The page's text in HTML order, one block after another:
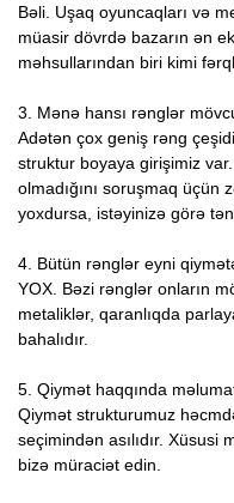
Bəli. Uşaq oyuncaqları və
müasir dövrdə bazarın ən
məhsullarından biri kimi
3. Mənə hansı rənglər
Adətən çox geniş rəng
struktur boyaya girişimiz
olmadığını soruşmaq
yoxdursa, istəyinizə görə
4. Bütün rənglər eyni
YOX. Bəzi rənglər onların
metaliklər, qaranlıqda
bahalıdır.
5. Qiymət haqqında
Qiymət strukturumuz
seçimindən asılıdır.
bizə müraciət edin.